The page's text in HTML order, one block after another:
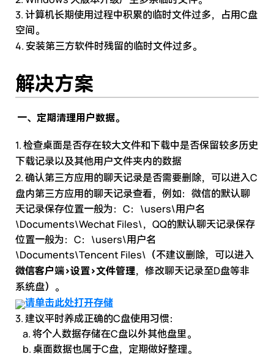
3. 计算机长期使用过程中积累的临时文件过多，占用C盘
空间。
4. 安装第三方软件时残留的临时文件过多。
解决方案
一、定期清理用户数据。
1. 检查桌面是否存在较大文件和下载中是否保留较多历史
下载记录以及其他用户文件夹内的数据
2. 确认第三方应用的聊天记录是否需要删除，可以进入C
盘内第三方应用的聊天记录查看，例如：微信的默认聊
天记录保存位置一般为：C：\users\用户名
\Documents\Wechat Files\，QQ的默认聊天记录保存
位置一般为：C：\users\用户名
\Documents\Tencent Files\（不建议删除，可以进入
微信客户端>设置>文件管理，修改聊天记录至D盘等非
系统盘）。
请单击此处打开存储
3. 建议平时养成正确的C盘使用习惯：
a. 将个人数据存储在C盘以外其他盘里。
b. 桌面数据也属于C盘，定期做好整理。